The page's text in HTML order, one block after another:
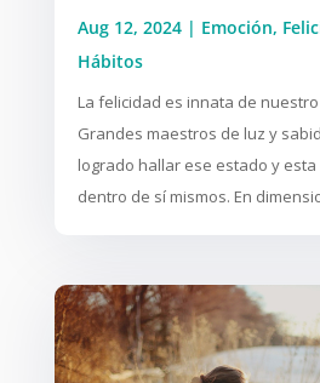
Aug 12, 2024| Emoción,
Hábitos
La felicidad es innata de
Grandes maestros de luz y
logrado hallar ese estado y esta
dentro de sí mismos. En